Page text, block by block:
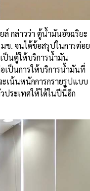
กล่าวว่า ตู้น้ำมันอัจฉริยะ
ข. จนได้ข้อสรุปในการต่อย
ป็นตู้ให้บริการน้ำมัน
ป็นการให้บริการน้ำมันที่
เน้นหนักการกรายรูปแบบ
ประเทศให้ได้ในปีนี้อีก